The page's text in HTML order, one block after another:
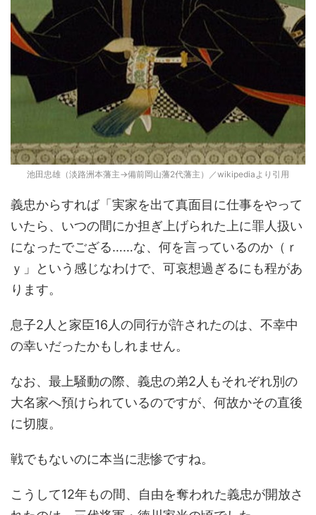
池田忠雄（淡路洲本藩主→備前岡山藩2代藩主）／wikipediaより引用
義忠からすれば「実家を出て真面目に仕事をやって
いたら、いつの間にか担ぎ上げられた上に罪人扱い
になったでござる……な、何を言っているのか（ｒ
ｙ」という感じなわけで、可哀想過ぎるにも程があ
ります。
息子2人と家臣16人の同行が許されたのは、不幸中
の幸いだったかもしれません。
なお、最上騒動の際、義忠の弟2人もそれぞれ別の
大名家へ預けられているのですが、何故かその直後
に切腹。
戦でもないのに本当に悲惨ですね。
こうして12年もの間、自由を奪われた義忠が開放さ